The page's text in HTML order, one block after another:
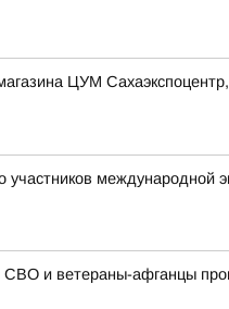
ЦУМ
международной
и ветераны-афганцы